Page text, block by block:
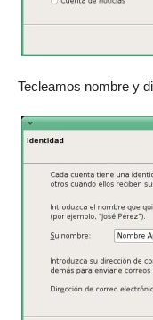
Tecleamos nombre y